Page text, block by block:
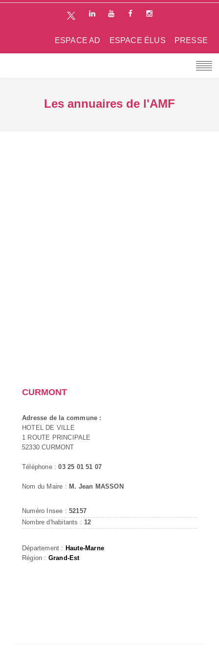
PRESSE
ESPACE ÉLUS
ESPACE AD
Les annuaires de l'AMF
CURMONT
Adresse de la commune :
HOTEL DE VILLE
1 ROUTE PRINCIPALE
52330 CURMONT
Téléphone :03 25 01 51 07
Nom du Maire : M. Jean MASSON
Numéro Insee : 52157
Nombre d'habitants : 12
Département : Haute-Marne
Région : Grand-Est